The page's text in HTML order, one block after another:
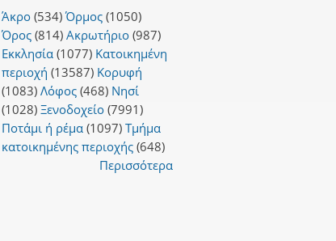
Άκρο(534) Όρμος(1050)
Όρος(814) Ακρωτήριο(987)
Εκκλησία(1077) Κατοικημένη
περιοχή (13587) Κορυφή
(1083) Λόφος(468) Νησί
(1028) Ξενοδοχείο(7991)
Ποτάμι ή ρέμα(1097) Τμήμα
κατοικημένης περιοχής(648)
Περισσότερα